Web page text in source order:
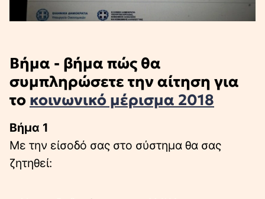
Βήμα - βήμα πώς θα
συμπληρώσετε την αίτηση για
το κοινωνικό μέρισμα 2018
Βήμα 1
Με την είσοδό σας στο σύστημα θα σας
ζητηθεί: